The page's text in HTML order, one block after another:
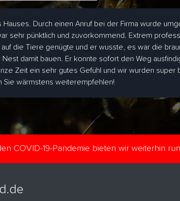
Durch einen Anruf bei der Firma wurde
sehr pünktlich und zuvorkommend. Extrem
die Tiere genügte und er wusste, es war die
damit bauen. Er konnte sofort den Weg
Zeit ein sehr gutes Gefühl und wir wurden super
Sie wärmstens weiterempfehlen!
COVID-19-Pandemie bieten wir weiterhin